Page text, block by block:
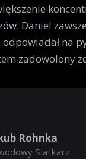
Daniel
odpowiadał na
zadowolony
Rohnka
Siatkarz